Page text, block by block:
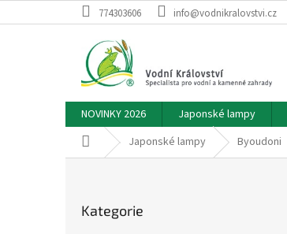
na
774303606 info@vodnikralovstvi.cz
NOVINKY 2026 Japonské lampy
Domů Japonské lampy Byoudoni
kategorie
Kategorie